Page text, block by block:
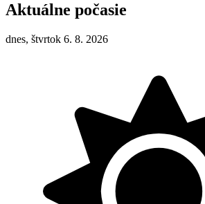
Aktuálne počasie
dnes, štvrtok 6. 8. 2026